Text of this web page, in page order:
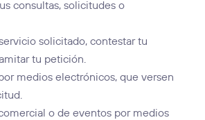
consultas, solicitudes o
solicitado, contestar tu
tu petición.
medios electrónicos, que versen
o de eventos por medios